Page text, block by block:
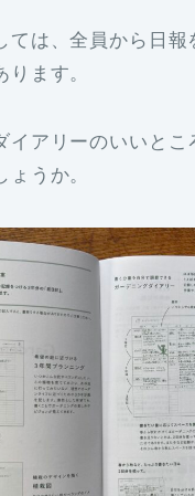
ては、全員から日報
ます。
イアリーのいいとこ
うか。